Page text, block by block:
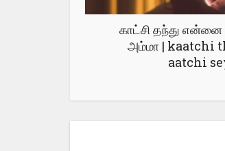
காட்சி தந்து
அம்மா | kaatchi
aatchi